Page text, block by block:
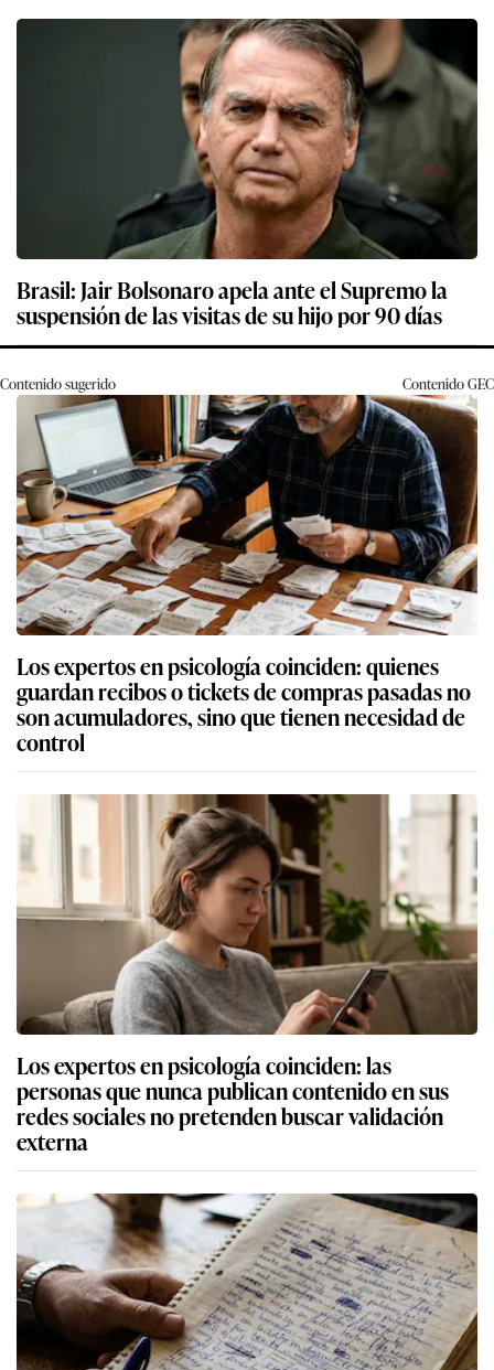
Brasil: Jair Bolsonaro apela ante el Supremo la
suspensión de las visitas de su hijo por 90 días
Contenido sugerido ContenidoGEC
Los expertos en psicología coinciden: quienes
guardan recibos o tickets de compras pasadas no
son acumuladores, sino que tienen necesidad de
control
Los expertos en psicología coinciden: las
personas que nunca publican contenido en sus
redes sociales no pretenden buscar validación
externa